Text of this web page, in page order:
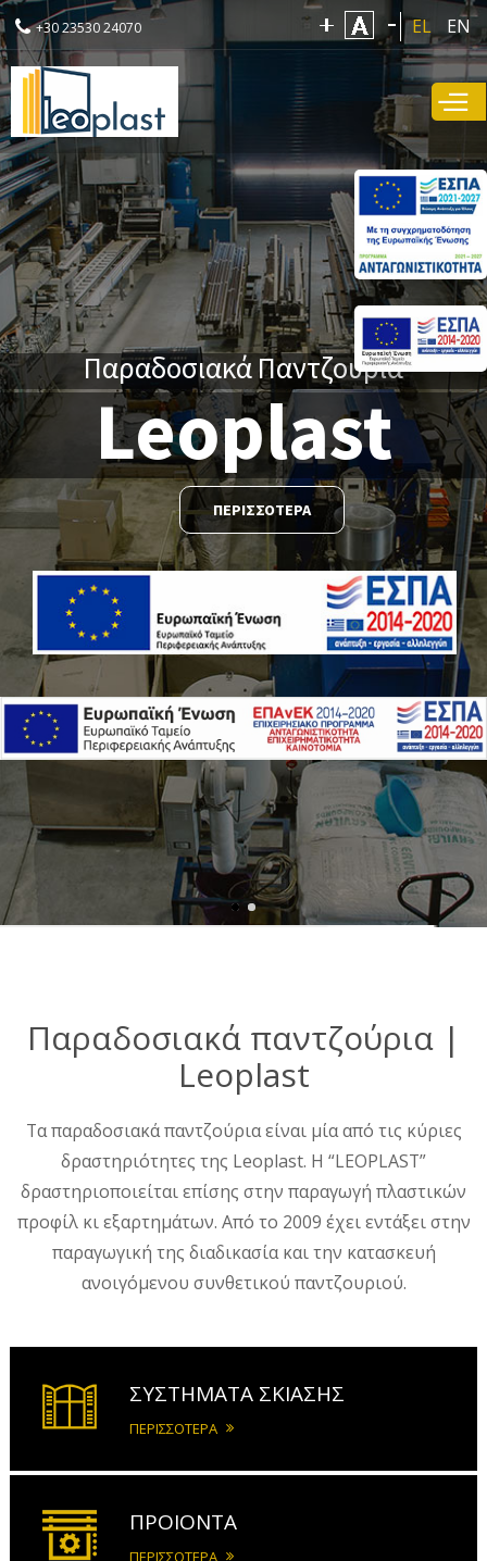
κυρίως
περιεχόμενο
+30 23530 24070 EL EN
Παραδοσιακά παντζούρια |
Leoplast
Τα παραδοσιακά παντζούρια είναι μία από τις κύριες
δραστηριότητες της Leoplast. Η “LEOPLAST”
δραστηριοποιείται επίσης στην παραγωγή πλαστικών
προφίλ κι εξαρτημάτων. Από το 2009 έχει εντάξει στην
παραγωγική της διαδικασία και την κατασκευή
ανοιγόμενου συνθετικού παντζουριού.
ΣΥΣΤΗΜΑΤΑ ΣΚΙΑΣΗΣ
ΠΕΡΙΣΣΟΤΕΡΑ
ΠΡΟΙΟΝΤΑ
ΠΕΡΙΣΣΟΤΕΡΑ